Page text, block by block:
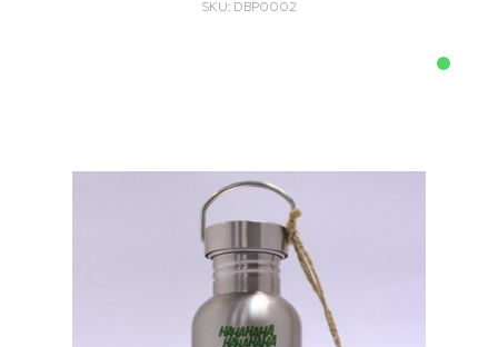
SKU: DBP0002